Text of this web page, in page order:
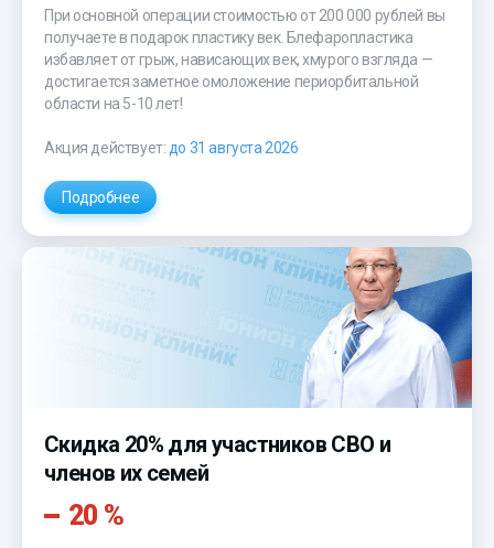
При основной операции стоимостью от 200 000 рублей вы
получаете в подарок пластику век. Блефаропластика
избавляет от грыж, нависающих век, хмурого взгляда —
достигается заметное омоложение периорбитальной
области на 5-10 лет!
Акция действует: до 31 августа 2026
Подробнее
Скидка 20% для участников СВО и
членов их семей
20 %